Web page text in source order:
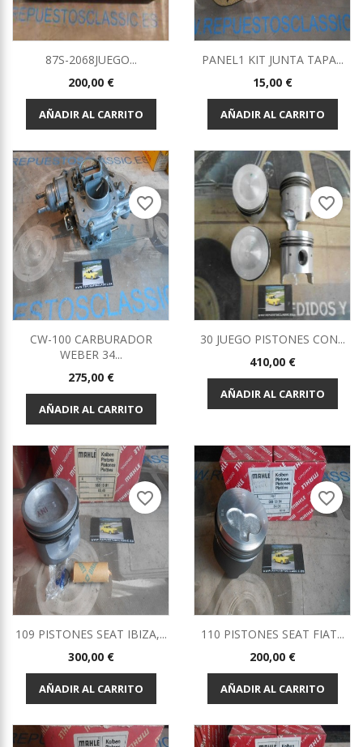
87S-2068JUEGO...
Precio
200,00 €
AÑADIR AL CARRITO
PANEL1 KIT JUNTA TAPA...
Precio
15,00 €
AÑADIR AL CARRITO
CW-100 CARBURADOR
WEBER 34...
Precio
275,00 €
AÑADIR AL CARRITO
favorite_border
30 JUEGO PISTONES CON...
Precio
410,00 €
AÑADIR AL CARRITO
favorite_border
109 PISTONES SEAT IBIZA,...
Precio
300,00 €
AÑADIR AL CARRITO
favorite_border
110 PISTONES SEAT FIAT...
Precio
200,00 €
AÑADIR AL CARRITO
favorite_border